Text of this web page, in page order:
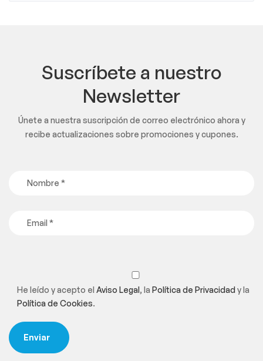
Suscríbete a nuestro
Newsletter
Únete a nuestra suscripción de correo electrónico ahora y
recibe actualizaciones sobre promociones y cupones.
He leído y acepto el Aviso Legal, la Política de Privacidady la
Política de Cookies.